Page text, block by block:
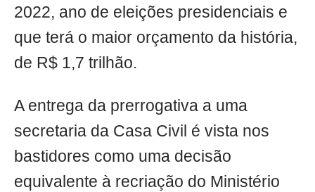
2022, ano de eleições presidenciais e
que terá o maior orçamento da história,
de R$ 1,7 trilhão.
A entrega da prerrogativa a uma
secretaria da Casa Civil é vista nos
bastidores como uma decisão
equivalente à recriação do Ministério